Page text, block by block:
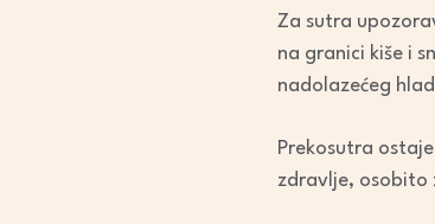
Za sutra
na granici kiše i
nadolazećeg
Prekosutra
zdravlje, osobito